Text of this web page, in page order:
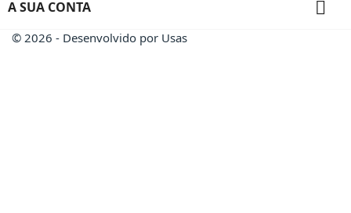
A SUA CONTA 
© 2026 - Desenvolvido por Usas